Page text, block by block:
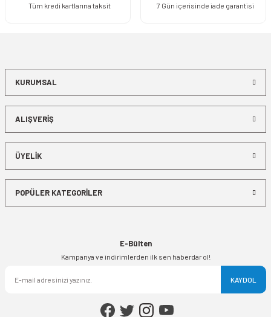
Tüm kredi kartlarına taksit 7 Gün içerisinde iade garantisi
KURUMSAL
ALIŞVERİŞ
ÜYELİK
POPÜLER KATEGORİLER
E-Bülten
Kampanya ve indirimlerden ilk sen haberdar ol!
KAYDOL